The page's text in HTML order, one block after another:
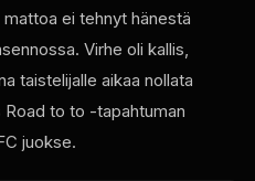
ei tehnyt hänestä
Virhe oli kallis,
taistelijalle aikaa nollata
to to -tapahtuman
juokse.